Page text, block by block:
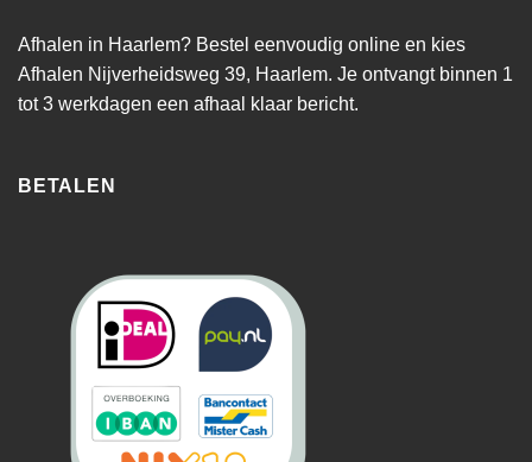
Afhalen in Haarlem? Bestel eenvoudig online en kies
Afhalen Nijverheidsweg 39, Haarlem. Je ontvangt binnen 1
tot 3 werkdagen een afhaal klaar bericht.
BETALEN